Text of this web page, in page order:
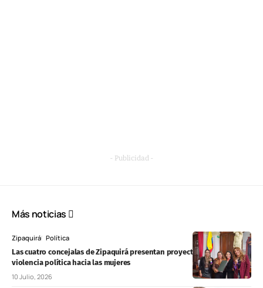
- Publicidad -
Más noticias
Zipaquirá Política
Las cuatro concejalas de Zipaquirá presentan proyecto contra la
violencia política hacia las mujeres
10 Julio, 2026